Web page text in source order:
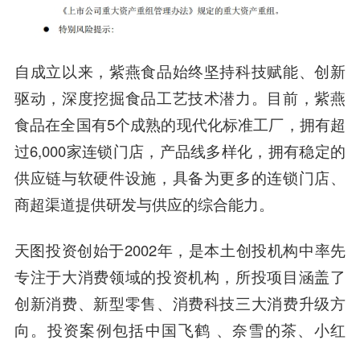
自成立以来， 紫燕食品始终坚持科技赋能、创新
驱动，深度挖掘食品工艺技术潜力。目前，紫燕
食品在全国有5个成熟的现代化标准工厂，拥有超
过6,000家连锁门店，产品线多样化，拥有稳定的
供应链与软硬件设施，具备为更多的连锁门店、
商超渠道提供研发与供应的综合能力。
天图投资创始于2002年，是本土创投机构中率先
专注于大消费领域的投资机构，所投项目涵盖了
创新消费、新型零售、消费科技三大消费升级方
向。投资案例包括中国飞鹤 、奈雪的茶、小红